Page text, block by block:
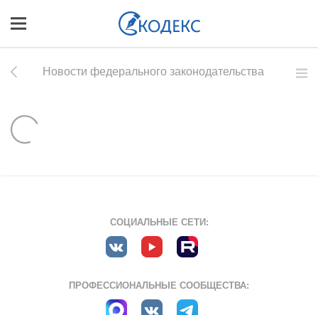
Новости федерального законодательства
СОЦИАЛЬНЫЕ СЕТИ:
ПРОФЕССИОНАЛЬНЫЕ СООБЩЕСТВА: